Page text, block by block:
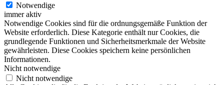
Notwendige
immer aktiv
Notwendige Cookies sind für die ordnungsgemäße Funktion der
Website erforderlich. Diese Kategorie enthält nur Cookies, die
grundlegende Funktionen und Sicherheitsmerkmale der Website
gewährleisten. Diese Cookies speichern keine persönlichen
Informationen.
Nicht notwendige
Nicht notwendige